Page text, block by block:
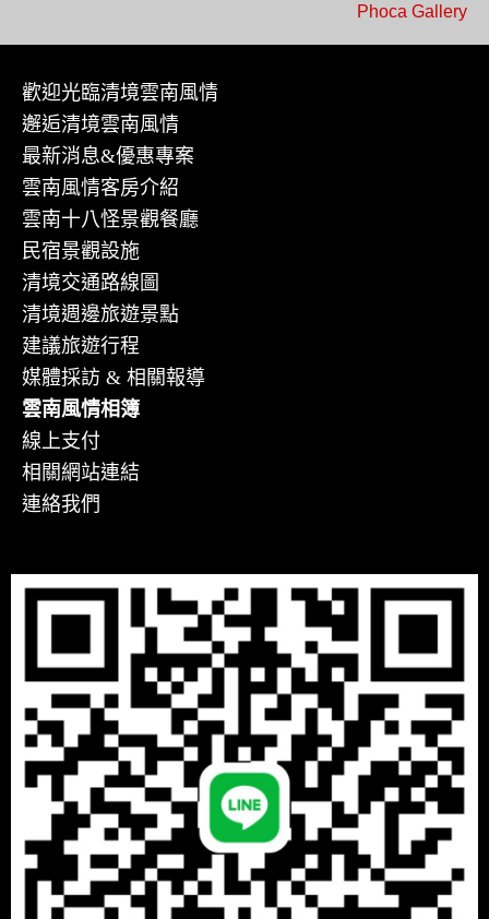
Phoca Gallery
歡迎光臨清境雲南風情
邂逅清境雲南風情
最新消息&優惠專案
雲南風情客房介紹
雲南十八怪景觀餐廳
民宿景觀設施
清境交通路線圖
清境週邊旅遊景點
建議旅遊行程
媒體採訪 & 相關報導
雲南風情相簿
線上支付
相關網站連結
連絡我們